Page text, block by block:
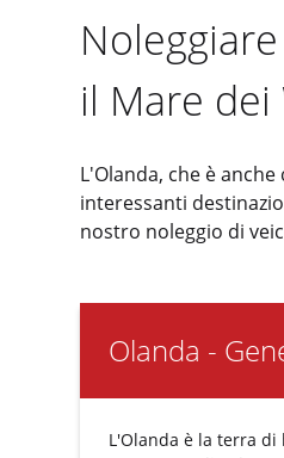
il Mare dei
L'Olanda, che è
interessanti
nostro noleggio di
Olanda -
L'Olanda è la terra